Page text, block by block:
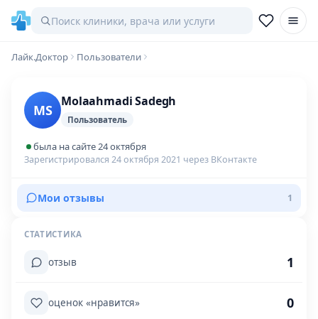
Лайк.Доктор Пользователи
MS
Molaahmadi Sadegh
Пользователь
была на сайте 24 октября
Зарегистрировался 24 октября 2021 через ВКонтакте
Мои отзывы 1
СТАТИСТИКА
отзыв 1
оценок «нравится» 0